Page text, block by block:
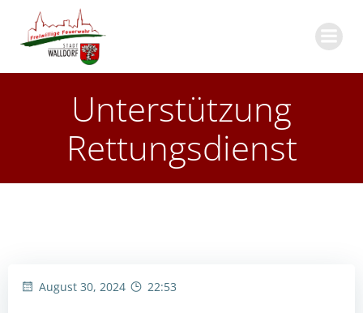
Unterstützung
Rettungsdienst
August 30, 2024 22:53